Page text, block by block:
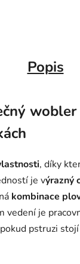
Popis
, díky
je výrazný
kombinace
vedení je
pstruzi